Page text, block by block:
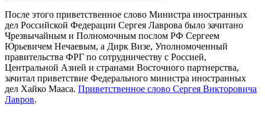
После этого приветственное слово Министра иностранных
дел Российской Федерации Сергея Лаврова было зачитано
Чрезвычайным и Полномочным послом РФ Сергеем
Юрьевичем Нечаевым, а Дирк Визе, Уполномоченный
правительства ФРГ по сотрудничеству с Россией,
Центральной Азией и странами Восточного партнерства,
зачитал приветствие Федерального министра иностранных
дел Хайко Мааса. Приветственное слово Сергея Викторовича
Лавров.